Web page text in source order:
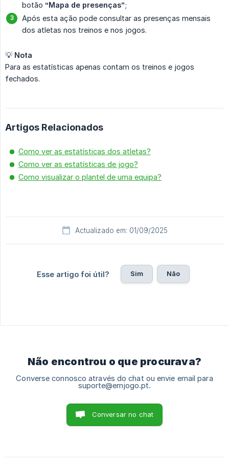
botão “Mapa de presenças”;
Após esta ação pode consultar as presenças mensais
dos atletas nos treinos e nos jogos.
💡 Nota
Para as estatísticas apenas contam os treinos e jogos
fechados.
Artigos Relacionados
Como ver as estatísticas dos atletas?
Como ver as estatísticas de jogo?
Como visualizar o plantel de uma equipa?
Actualizado em: 01/09/2025
Esse artigo foi útil? Sim Não
Não encontrou o que procurava?
Converse connosco através do chat ou envie email para
suporte@emjogo.pt.
Conversar no chat